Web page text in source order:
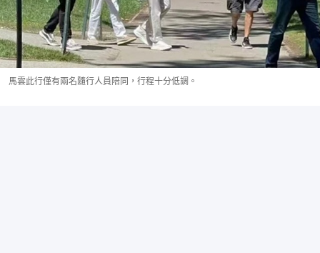
馬雲此行僅有兩名隨行人員陪同，行程十分低調。